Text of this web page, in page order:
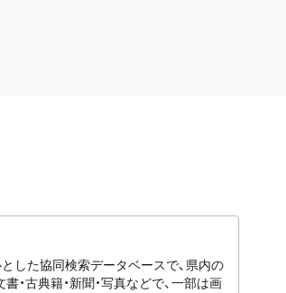
した協同検索データベースで、県内の
・古典籍・新聞・写真などで、一部は画